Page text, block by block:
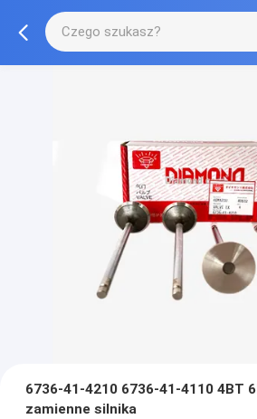
6736-41-4210 6736-41-4110 4BT
zamienne silnika